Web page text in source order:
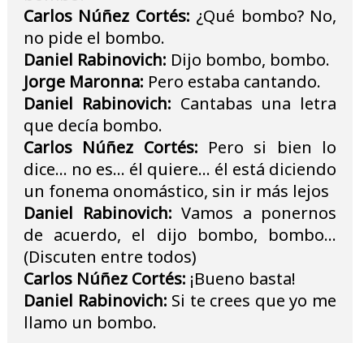
Carlos Núñez Cortés: ¿Qué bombo? No,
no pide el bombo.
Daniel Rabinovich: Dijo bombo, bombo.
Jorge Maronna: Pero estaba cantando.
Daniel Rabinovich: Cantabas una letra
que decía bombo.
Carlos Núñez Cortés: Pero si bien lo
dice... no es... él quiere... él está diciendo
un fonema onomástico, sin ir más lejos
Daniel Rabinovich: Vamos a ponernos
de acuerdo, el dijo bombo, bombo...
(Discuten entre todos)
Carlos Núñez Cortés: ¡Bueno basta!
Daniel Rabinovich: Si te crees que yo me
llamo un bombo.